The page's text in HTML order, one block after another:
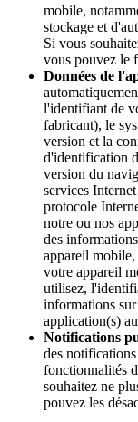
mobile,
stockage et
Si vous
vous pouvez le
Données de
l'identifiant de
fabricant), le
version et la
d'identification
version du
services
protocole
notre ou nos
des
appareil
votre appareil
utilisez,
informations
application(s)
Notifications
des
fonctionnalités
souhaitez ne
pouvez les